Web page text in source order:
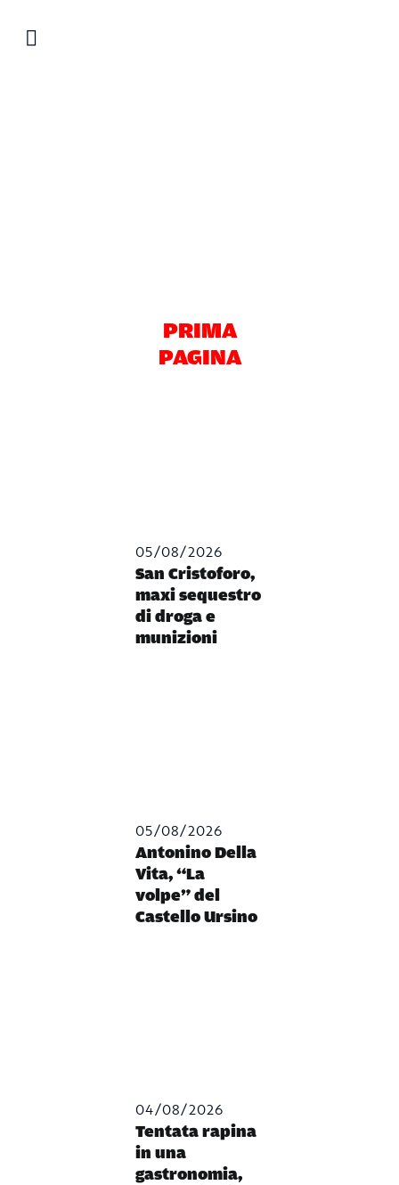
PRIMA
PAGINA
05/08/2026
San Cristoforo,
maxi sequestro
di droga e
munizioni
05/08/2026
Antonino Della
Vita, “La
volpe” del
Castello Ursino
04/08/2026
Tentata rapina
in una
gastronomia,